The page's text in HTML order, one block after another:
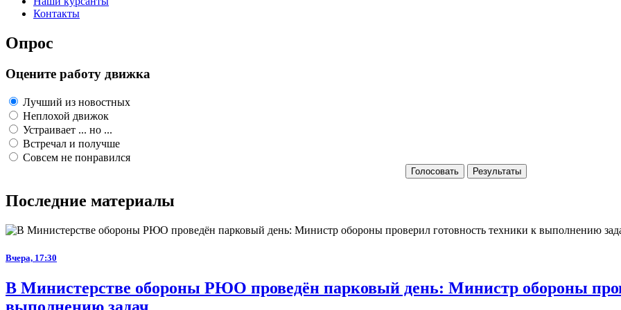
Контакты
Опрос
Оцените работу движка
Лучший из новостных
Неплохой движок
Устраивает ... но ...
Встречал и получше
Совсем не понравился
Голосовать Результаты
Последние материалы
Вчера, 17:30
В Министерстве обороны РЮО проведён парковый день: Министр обороны
выполнению задач